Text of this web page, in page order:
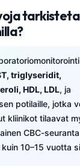
triglyseridit,
HDL, LDL, ja
potilaille, jotka
kliinikot tilaavat
CBC-
10–15 vuotta